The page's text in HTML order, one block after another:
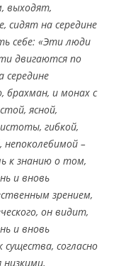
выходят,
сидят на середине
себе: «Эти люди
двигаются по
середине
брахман, и монах с
ясной,
гибкой,
–
к знанию о том,
и вновь
зрением,
он видит,
и вновь
согласно